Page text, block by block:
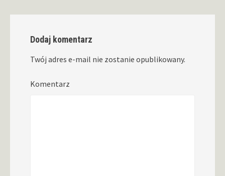
Dodaj komentarz
Twój adres e-mail nie zostanie opublikowany.
Komentarz